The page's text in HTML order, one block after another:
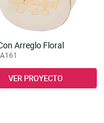
Arreglo Floral
VER PROYECTO